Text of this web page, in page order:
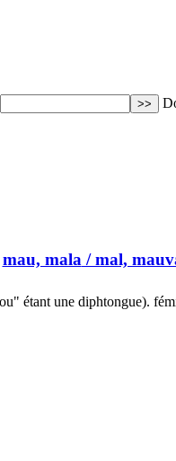
mau, mala/ mal,
étant une diphtongue).